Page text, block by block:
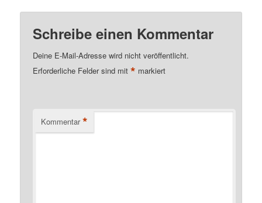
Schreibe einen Kommentar
Deine E-Mail-Adresse wird nicht veröffentlicht.
Erforderliche Felder sind mit* markiert
Kommentar *